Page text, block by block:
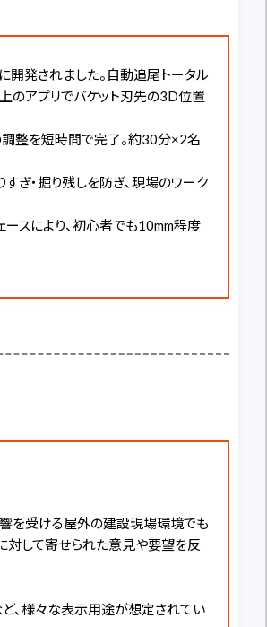
開発されました。自動追尾トータル
上のアプリでバケット刃先の3D位置
調整を短時間で完了。約30分×2名
ぎ・掘り残しを防ぎ、現場のワーク
スにより、初心者でも10mm程度
響を受ける屋外の建設現場環境でも
対して寄せられた意見や要望を反
、様々な表示用途が想定されてい